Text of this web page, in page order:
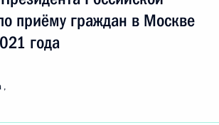
приёму граждан в Москве
года